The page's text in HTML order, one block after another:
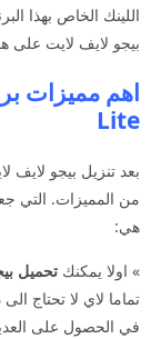
اللينك الخاص بهذا
بيجو لايف لايت على
Lite
بعد تنزيل بيجو لايف
من المميزات. التي
هي:
» اولا يمكنك تحميل
تماما لاي لا تحتاج
في الحصول على